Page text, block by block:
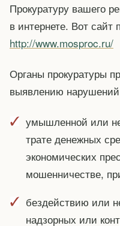
Прокуратуру вашего
в интернете. Вот
http://www.mosproc.ru/
Органы прокуратуры
выявлению
умышленной или
трате денежных
экономических
мошенничестве,
бездействию или
надзорных или